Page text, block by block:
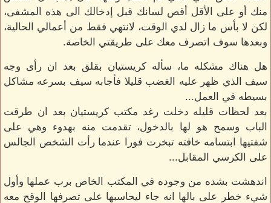
منك أو على الأقل أقص لسانك قبل إدخالك الى هذه المشفى،
لكن لا بأس ما زال لدي الوقت، لانتهي فقط من أعمالي الحالية،
وبعدها سوف اتصرف معك على طريقتي الخاصة.
هل هناك مشكله ما، سأله كريستيان بقلق بعد ان رأى وجه
سيف الذي ظهر عليه الغضب قليلا فأجابه سيف بسرعه مشاكل
بسيطه في العمل...
بعد لحظات قليله دخلت رغد مكتب كريستيان بعد ان طرقت
الباب وسمح هو لها بالدخول، تقدمت منه بهدوء وهي على
شفتيها ابتسامه خافته تبخرت فورا عندما رأت الشخص الجالس
على الكرسي المقابل...
اندهشت بشده من وجوده في المكتب الخاص برب عملها وأول
شيء خطر على بالها انه جاء ليحاسبها على تصرفها الوقح معه